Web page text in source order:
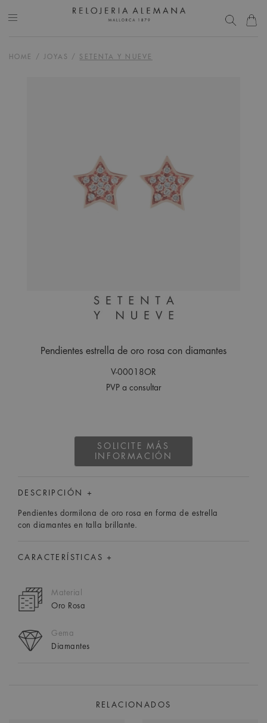
HOME / JOYAS / SETENTA Y NUEVE
Pendientes estrella de oro rosa con diamantes
V-00018OR
PVP a consultar
SOLICITE MÁS
INFORMACIÓN
DESCRIPCIÓN +
Pendientes dormilona de oro rosa en forma de estrella
con diamantes en talla brillante.
CARACTERÍSTICAS +
Material
Oro Rosa
Gema
Diamantes
RELACIONADOS